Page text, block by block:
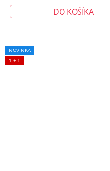
DO KOŠÍKA
NOVINKA
1 + 1